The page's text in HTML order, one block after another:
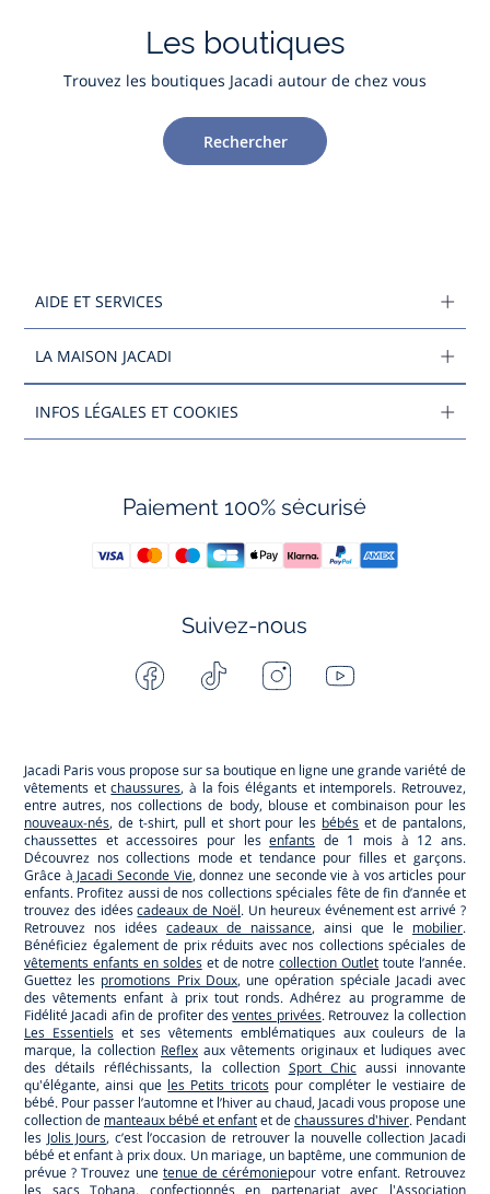
Les boutiques
Trouvez les boutiques Jacadi autour de chez vous
Rechercher
AIDE ET SERVICES
LA MAISON JACADI
INFOS LÉGALES ET COOKIES
Paiement 100% sécurisé
Suivez-nous
Facebook Tiktok InstagramYoutube
Jacadi Paris vous propose sur sa boutique en ligne une grande variété de
vêtements etchaussures, à la fois élégants et intemporels. Retrouvez,
entre autres, nos collections de body, blouse et combinaison pour les
nouveaux-nés, de t-shirt, pull et short pour les bébés et de pantalons,
chaussettes et accessoires pour lesenfants de 1 mois à 12 ans.
Découvrez nos collections mode et tendance pour filles et garçons.
Grâce à Jacadi Seconde Vie, donnez une seconde vie à vos articles pour
enfants. Profitez aussi de nos collections spéciales fête de fin d’année et
trouvez des idéescadeaux de Noël. Un heureux événement est arrivé ?
Retrouvez nos idées cadeaux de naissance, ainsi que le mobilier.
Bénéficiez également de prix réduits avec nos collections spéciales de
vêtements enfants en soldeset de notrecollection Outlet toute l’année.
Guettez les promotions Prix Doux, une opération spéciale Jacadi avec
des vêtements enfant à prix tout ronds. Adhérez au programme de
Fidélité Jacadi afin de profiter desventes privées. Retrouvez la collection
Les Essentielset ses vêtements emblématiques aux couleurs de la
marque, la collection Reflex aux vêtements originaux et ludiques avec
des détails réfléchissants, la collection Sport Chicaussi innovante
qu'élégante, ainsi que les Petits tricotspour compléter le vestiaire de
bébé. Pour passer l’automne et l’hiver au chaud, Jacadi vous propose une
collection de manteaux bébé et enfantet dechaussures d'hiver. Pendant
les Jolis Jours, c’est l’occasion de retrouver la nouvelle collection Jacadi
bébé et enfant à prix doux. Un mariage, un baptême, une communion de
prévue ? Trouvez une tenue de cérémoniepour votre enfant. Retrouvez
les sacsTohana, confectionnés en partenariat avec l'Association